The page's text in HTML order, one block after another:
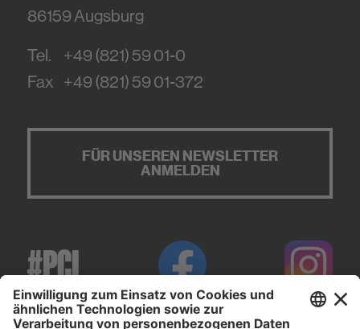
86159 Augsburg
Tel.
+49 (821) 59 01-0
Fax +49 (821) 59 01-372
FÜR UNSEREN NEWSLETTER
ANMELDEN
#PCI